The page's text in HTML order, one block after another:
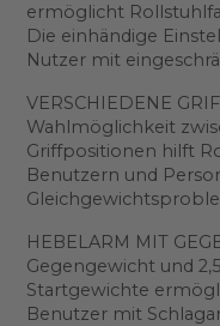
ermöglicht
Die einhändige
Nutzer mit
VERSCHIEDENE
Wahlmöglichkeit
Griffpositionen hilft
Benutzern und
HEBELARM MIT
Gegengewicht und
Startgewichte
Benutzer mit